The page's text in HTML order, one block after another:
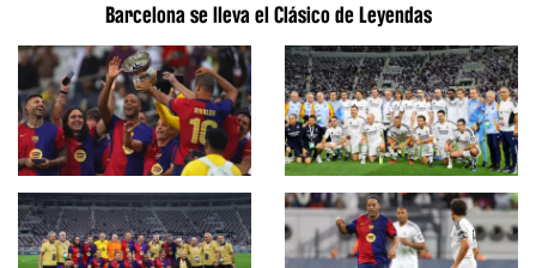
Barcelona se lleva el Clásico de Leyendas